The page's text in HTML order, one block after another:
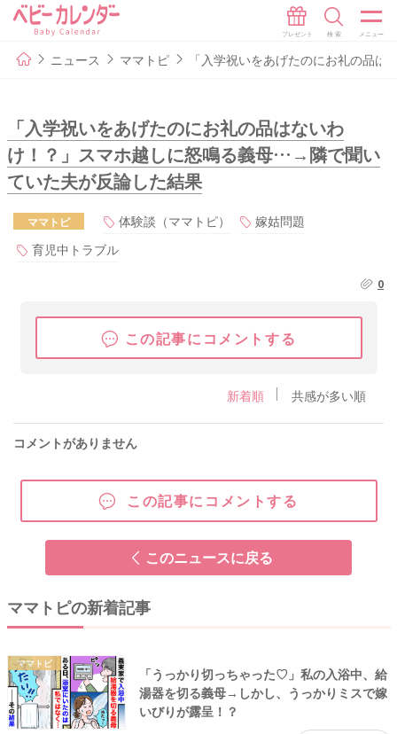
ニュース ママトピ 「入学祝いをあげたのにお礼の品
「入学祝いをあげたのにお礼の品はないわ
け！？」スマホ越しに怒鳴る義母…→隣で聞い
ていた夫が反論した結果
ママトピ 体験談（ママトピ）
嫁姑問題
育児中トラブル
0
この記事にコメントする
新着順 共感が多い順
コメントがありません
この記事にコメントする
このニュースに戻る
ママトピの新着記事
ママトピ
「うっかり切っちゃった♡」私の入浴中、給
湯器を切る義母→しかし、うっかりミスで嫁
いびりが露呈！？